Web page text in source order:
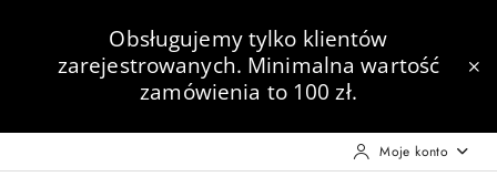
Przejdź do treści głównej
Przejdź do wyszukiwarki
Przejdź do moje konto
Przejdź do menu głównego
Przejdź do opisu produktu
Przejdź do stopki
Obsługujemy tylko klientów
zarejestrowanych. Minimalna wartość
zamówienia to 100 zł.
Moje konto